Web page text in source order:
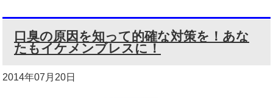
口臭の原因を知って的確な対策を！あな
たもイケメンブレスに！
2014年07月20日